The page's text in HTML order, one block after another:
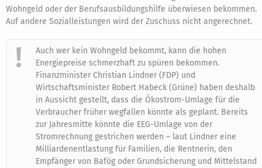
Wohngeld oder der Berufsausbildungshilfe überwiesen bekommen.
Auf andere Sozialleistungen wird der Zuschuss nicht angerechnet.
Auch wer kein Wohngeld bekommt, kann die hohen
Energiepreise schmerzhaft zu spüren bekommen.
Finanzminister Christian Lindner (FDP) und
Wirtschaftsminister Robert Habeck (Grüne) haben deshalb
in Aussicht gestellt, dass die Ökostrom-Umlage für die
Verbraucher früher wegfallen könnte als geplant. Bereits
zur Jahresmitte könnte die EEG-Umlage von der
Stromrechnung gestrichen werden – laut Lindner eine
Milliardenentlastung für Familien, die Rentnerin, den
Empfänger von Bafög oder Grundsicherung und Mittelstand